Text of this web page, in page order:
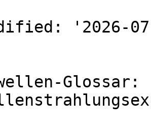
'2026-
Glossar: